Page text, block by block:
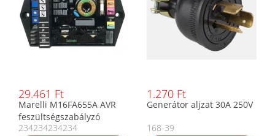
29.461 Ft
Marelli M16FA655A AVR
feszültségszabályzó
háromfázisú generátorhoz
234234234234
1.270 Ft
Generátor aljzat 30A 250V
168-39